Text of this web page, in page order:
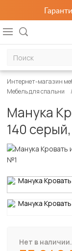
Интернет-магазин
Мебель для спальни
Манука
140
Нет в